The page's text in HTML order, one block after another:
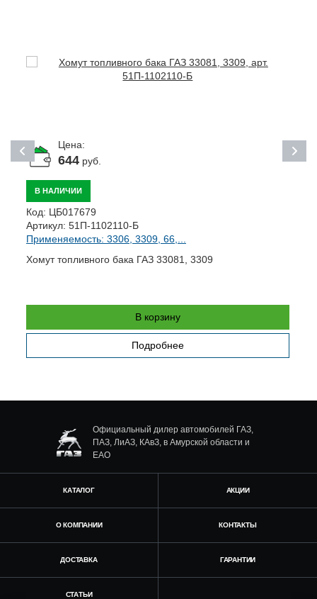
Цена:
644руб.
В НАЛИЧИИ
Код: ЦБ017679
Артикул: 51П-1102110-Б
Применяемость: 3306, 3309, 66,...
Хомут топливного бака ГАЗ 33081, 3309
В корзину
Подробнее
Официальный дилер автомобилей ГАЗ,
ПАЗ, ЛиАЗ, КАвЗ, в Амурской области и
ЕАО
КАТАЛОГ АКЦИИ
О КОМПАНИИ КОНТАКТЫ
ДОСТАВКА ГАРАНТИИ
СТАТЬИ